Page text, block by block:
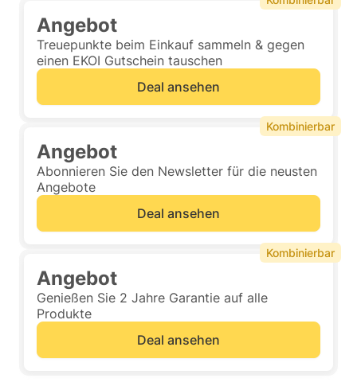
Angebot
Treuepunkte beim Einkauf sammeln & gegen
einen EKOI Gutschein tauschen
Deal ansehen
Angebot
Abonnieren Sie den Newsletter für die neusten
Angebote
Deal ansehen
Kombinierbar
Angebot
Genießen Sie 2 Jahre Garantie auf alle
Produkte
Deal ansehen
Kombinierbar